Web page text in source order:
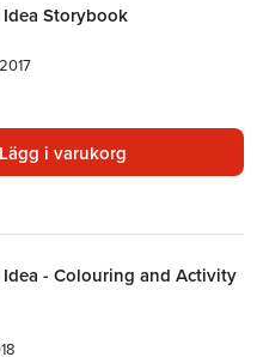
Storybook
i varukorg
- Colouring and Activity